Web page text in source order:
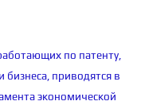
по патенту,
бизнеса, приводятся в
экономической